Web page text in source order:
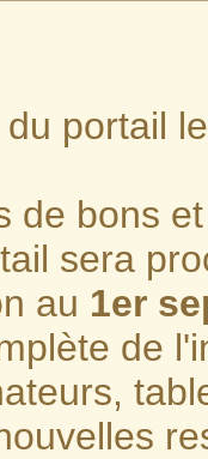
portail
de bons
sera
au 1er
de